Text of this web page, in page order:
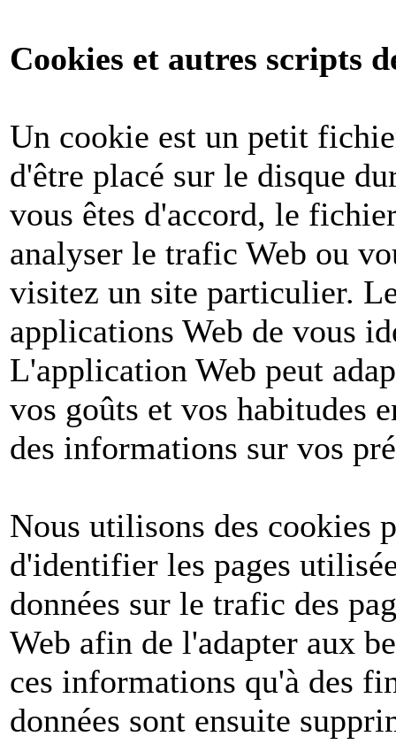
Cookies et autres scripts
Un cookie est un petit
d'être placé sur le disque
vous êtes d'accord, le
analyser le trafic Web ou
visitez un site particulier.
applications Web de vous
L'application Web peut
vos goûts et vos habitudes
des informations sur vos
Nous utilisons des cookies
d'identifier les pages
données sur le trafic des
Web afin de l'adapter aux
ces informations qu'à des
données sont ensuite